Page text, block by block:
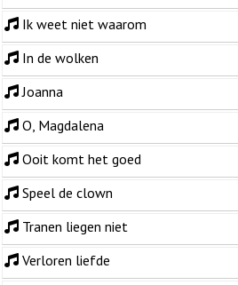
Ik weet niet waarom
In de wolken
Joanna
O, Magdalena
Ooit komt het goed
Speel de clown
Tranen liegen niet
Verloren liefde